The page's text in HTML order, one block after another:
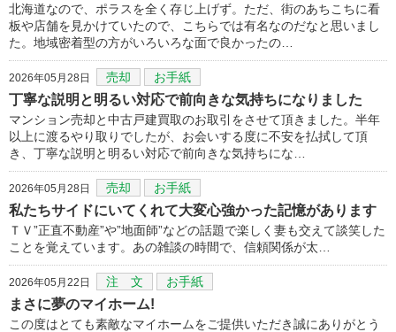
北海道なので、ポラスを全く存じ上げず。ただ、街のあちこちに看
板や店舗を見かけていたので、こちらでは有名なのだなと思いまし
た。地域密着型の方がいろいろな面で良かったの…
2026年05月28日 売却 お手紙
丁寧な説明と明るい対応で前向きな気持ちになりました
マンション売却と中古戸建買取のお取引をさせて頂きました。半年
以上に渡るやり取りでしたが、お会いする度に不安を払拭して頂
き、丁寧な説明と明るい対応で前向きな気持ちにな…
2026年05月28日 売却 お手紙
私たちサイドにいてくれて大変心強かった記憶があります
ＴＶ”正直不動産”や”地面師”などの話題で楽しく妻も交えて談笑した
ことを覚えています。あの雑談の時間で、信頼関係が太…
2026年05月22日 注 文 お手紙
まさに夢のマイホーム!
この度はとても素敵なマイホームをご提供いただき誠にありがとう